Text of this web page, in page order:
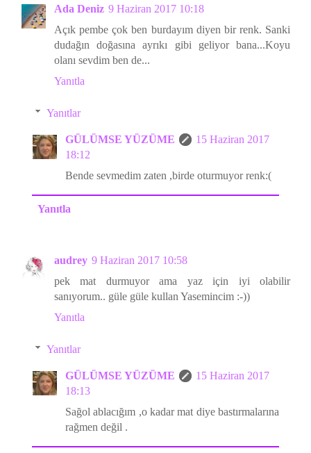
Ada Deniz 9 Haziran 2017 10:18
Açık pembe çok ben burdayım diyen bir renk. Sanki
dudağın doğasına ayrıkı gibi geliyor bana...Koyu
olanı sevdim ben de...
Yanıtla
Yanıtlar
GÜLÜMSE YÜZÜME
15 Haziran 2017
18:12
Bende sevmedim zaten ,birde oturmuyor renk:(
Yanıtla
audrey 9 Haziran 2017 10:58
pek mat durmuyor ama yaz için iyi olabilir
sanıyorum.. güle güle kullan Yasemincim :-))
Yanıtla
Yanıtlar
GÜLÜMSE YÜZÜME
15 Haziran 2017
18:13
Sağol ablacığım ,o kadar mat diye bastırmalarına
rağmen değil .